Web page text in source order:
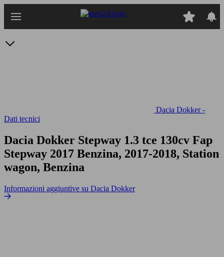
Dacia Dokker -
Dati tecnici
Dacia Dokker Stepway 1.3 tce 130cv Fap
Stepway 2017 Benzina, 2017-2018, Station
wagon, Benzina
Informazioni aggiuntive su Dacia Dokker